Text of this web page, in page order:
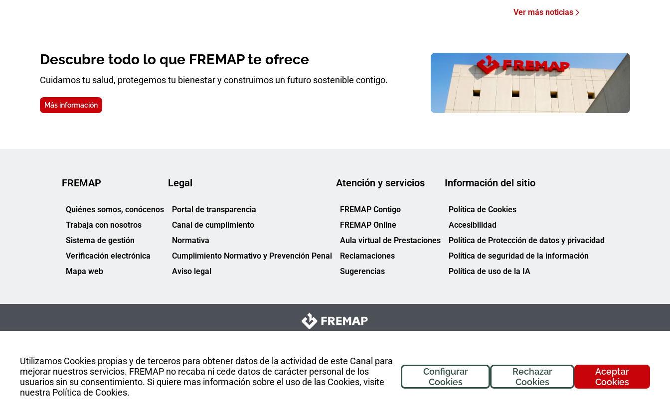
Utilizamos Cookies propias y de terceros para obtener datos de la actividad de este Canal para
mejorar nuestros servicios. FREMAP no recaba ni cede datos de carácter personal de los
usuarios sin su consentimiento. Si quiere mas información sobre el uso de las Cookies, visite
nuestra Política de Cookies.
Aceptar
Cookies
Rechazar
Cookies
Configurar
Cookies
Ver más noticias
Descubre todo lo que FREMAP te ofrece
Cuidamos tu salud, protegemos tu bienestar y construimos un futuro sostenible contigo.
Más información
¡Hola! Soy
, tu asistente de
FREMAP. ¿En qué puedo ayudarte
hoy?
FREMAP
Quiénes somos, conócenos
Trabaja con nosotros
Sistema de gestión
Verificación electrónica
Mapa web
Legal
Portal de transparencia
Canal de cumplimiento
Normativa
Cumplimiento Normativo y Prevención Penal
Aviso legal
Atención y servicios
FREMAP Contigo
FREMAP Online
Aula virtual de Prestaciones
Reclamaciones
Sugerencias
Información del sitio
Política de Cookies
Accesibilidad
Política de Protección de datos y privacidad
Política de seguridad de la información
Política de uso de la IA